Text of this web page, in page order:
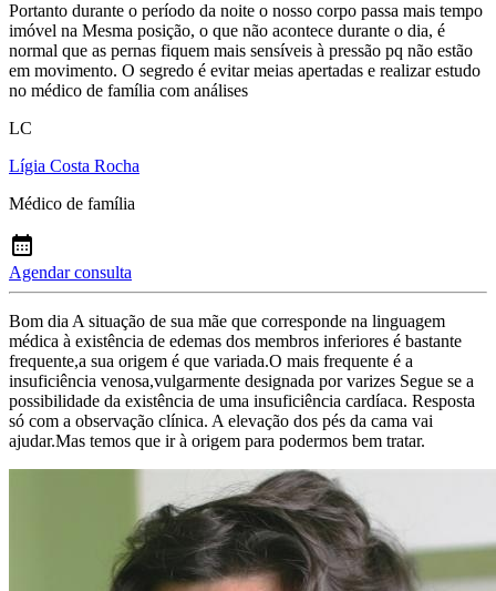
Portanto durante o período da noite o nosso corpo passa mais tempo
imóvel na Mesma posição, o que não acontece durante o dia, é
normal que as pernas fiquem mais sensíveis à pressão pq não estão
em movimento. O segredo é evitar meias apertadas e realizar estudo
no médico de família com análises
LC
Lígia Costa Rocha
Médico de família
Agendar consulta
Bom dia A situação de sua mãe que corresponde na linguagem
médica à existência de edemas dos membros inferiores é bastante
frequente,a sua origem é que variada.O mais frequente é a
insuficiência venosa,vulgarmente designada por varizes Segue se a
possibilidade da existência de uma insuficiência cardíaca. Resposta
só com a observação clínica. A elevação dos pés da cama vai
ajudar.Mas temos que ir à origem para podermos bem tratar.